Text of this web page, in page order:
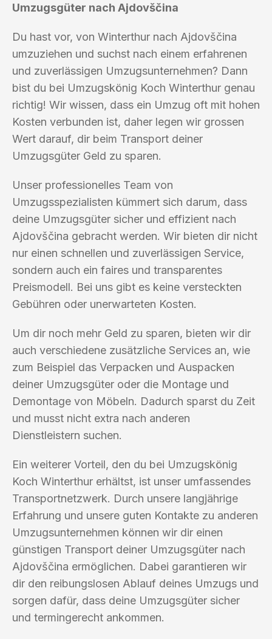
Umzugsgüter nach Ajdovščina
Du hast vor, von Winterthur nach Ajdovščina
umzuziehen und suchst nach einem erfahrenen
und zuverlässigen Umzugsunternehmen? Dann
bist du bei Umzugskönig Koch Winterthur genau
richtig! Wir wissen, dass ein Umzug oft mit hohen
Kosten verbunden ist, daher legen wir grossen
Wert darauf, dir beim Transport deiner
Umzugsgüter Geld zu sparen.
Unser professionelles Team von
Umzugsspezialisten kümmert sich darum, dass
deine Umzugsgüter sicher und effizient nach
Ajdovščina gebracht werden. Wir bieten dir nicht
nur einen schnellen und zuverlässigen Service,
sondern auch ein faires und transparentes
Preismodell. Bei uns gibt es keine versteckten
Gebühren oder unerwarteten Kosten.
Um dir noch mehr Geld zu sparen, bieten wir dir
auch verschiedene zusätzliche Services an, wie
zum Beispiel das Verpacken und Auspacken
deiner Umzugsgüter oder die Montage und
Demontage von Möbeln. Dadurch sparst du Zeit
und musst nicht extra nach anderen
Dienstleistern suchen.
Ein weiterer Vorteil, den du bei Umzugskönig
Koch Winterthur erhältst, ist unser umfassendes
Transportnetzwerk. Durch unsere langjährige
Erfahrung und unsere guten Kontakte zu anderen
Umzugsunternehmen können wir dir einen
günstigen Transport deiner Umzugsgüter nach
Ajdovščina ermöglichen. Dabei garantieren wir
dir den reibungslosen Ablauf deines Umzugs und
sorgen dafür, dass deine Umzugsgüter sicher
und termingerecht ankommen.